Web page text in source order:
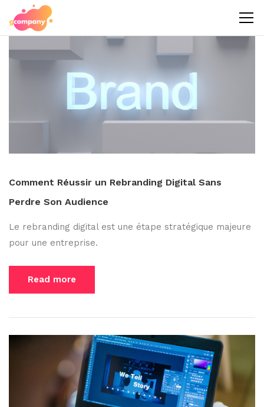
Comment Réussir un Rebranding Digital Sans
Perdre Son Audience
Le rebranding digital est une étape stratégique majeure
pour une entreprise.
Read more